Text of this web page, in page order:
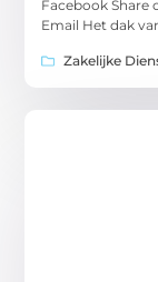
Facebook Share
Email Het dak
Zakelijke